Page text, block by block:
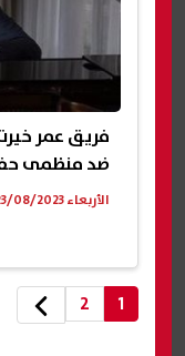
فريق عمر خيرت
ضد منظمى
الأربعاء 23/08/2023 06:38 م
1
2